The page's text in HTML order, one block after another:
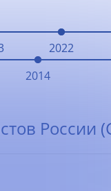
2022
2014
России